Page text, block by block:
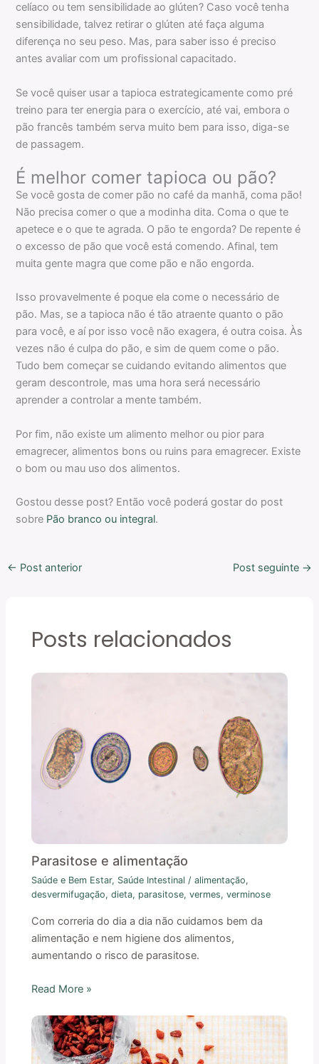
celíaco ou tem sensibilidade ao glúten? Caso você tenha
sensibilidade, talvez retirar o glúten até faça alguma
diferença no seu peso. Mas, para saber isso é preciso
antes avaliar com um profissional capacitado.
Se você quiser usar a tapioca estrategicamente como pré
treino para ter energia para o exercício, até vai, embora o
pão francês também serva muito bem para isso, diga-se
de passagem.
É melhor comer tapioca ou pão?
Se você gosta de comer pão no café da manhã, coma pão!
Não precisa comer o que a modinha dita. Coma o que te
apetece e o que te agrada. O pão te engorda? De repente é
o excesso de pão que você está comendo. Afinal, tem
muita gente magra que come pão e não engorda.
Isso provavelmente é poque ela come o necessário de
pão. Mas, se a tapioca não é tão atraente quanto o pão
para você, e aí por isso você não exagera, é outra coisa. Às
vezes não é culpa do pão, e sim de quem come o pão.
Tudo bem começar se cuidando evitando alimentos que
geram descontrole, mas uma hora será necessário
aprender a controlar a mente também.
Por fim, não existe um alimento melhor ou pior para
emagrecer, alimentos bons ou ruins para emagrecer. Existe
o bom ou mau uso dos alimentos.
Gostou desse post? Então você poderá gostar do post
sobre Pão branco ou integral.
← Post anterior Post seguinte →
Posts relacionados
Parasitose e alimentação
Saúde e Bem Estar, Saúde Intestinal /alimentação,
desvermifugação,dieta, parasitose,vermes,verminose
Com correria do dia a dia não cuidamos bem da
alimentação e nem higiene dos alimentos,
aumentando o risco de parasitose.
Read More »